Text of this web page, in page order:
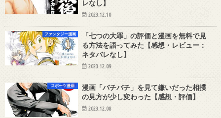
レなし】
2023.12.10
ファンタジー漫画
「七つの大罪」の評価と漫画を無料で見
る方法を語ってみた【感想・レビュー：
ネタバレなし】
2023.12.09
スポーツ漫画
漫画「バチバチ」を見て嫌いだった相撲
の見方が少し変わった【感想・評価】
2023.12.08